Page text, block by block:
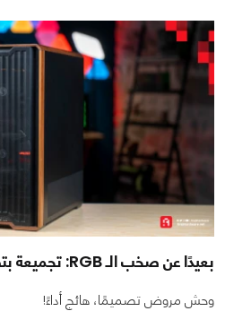
بعيدًا عن صخب الـ RGB: تجميعة بتصميم هادئ وأداء متوحش
وحش مروض تصميمًا، هائج أداءً!